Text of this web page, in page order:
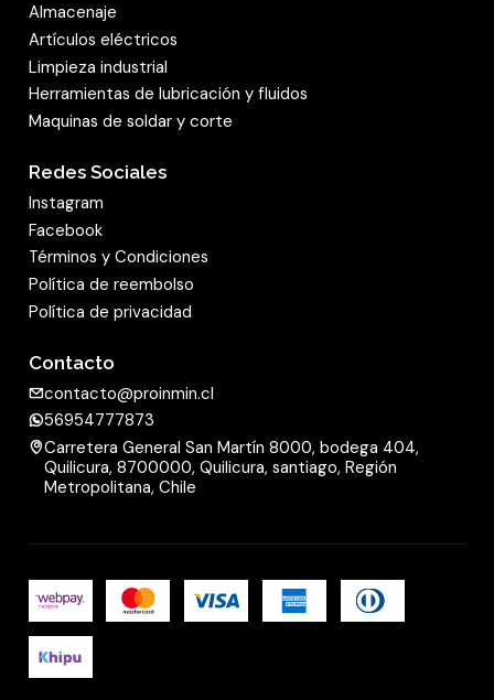
Almacenaje
Artículos eléctricos
Limpieza industrial
Herramientas de lubricación y fluidos
Maquinas de soldar y corte
Redes Sociales
Instagram
Facebook
Términos y Condiciones
Política de reembolso
Política de privacidad
Contacto
contacto@proinmin.cl
56954777873
Carretera General San Martín 8000, bodega 404,
Quilicura, 8700000, Quilicura, santiago, Región
Metropolitana, Chile